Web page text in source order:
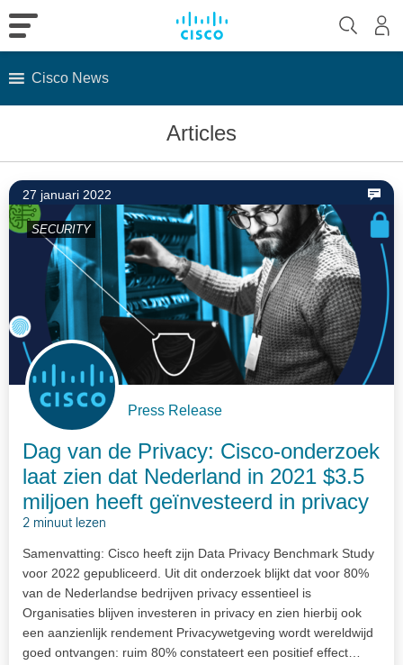
Cisco News
Articles
27 januari 2022
SECURITY
Press Release
Dag van de Privacy: Cisco-onderzoek
laat zien dat Nederland in 2021 $3.5
miljoen heeft geïnvesteerd in privacy
2 minuut lezen
Samenvatting: Cisco heeft zijn Data Privacy Benchmark Study
voor 2022 gepubliceerd. Uit dit onderzoek blijkt dat voor 80%
van de Nederlandse bedrijven privacy essentieel is
Organisaties blijven investeren in privacy en zien hierbij ook
een aanzienlijk rendement Privacywetgeving wordt wereldwijd
goed ontvangen: ruim 80% constateert een positief effect…